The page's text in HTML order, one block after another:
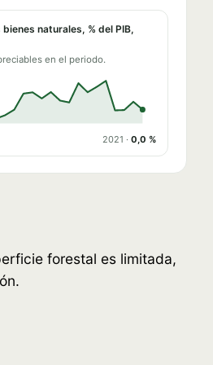
naturales, % del PIB,
en el periodo.
2021 · 0,0 %
forestal es limitada,